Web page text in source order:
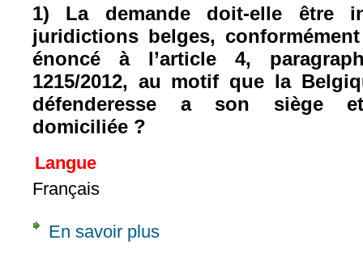
1) La demande doit-elle être
juridictions belges,
énoncé à l’article 4,
1215/2012, au motif que la
défenderesse a son siège
domiciliée ?
Langue
Français
En savoir plus